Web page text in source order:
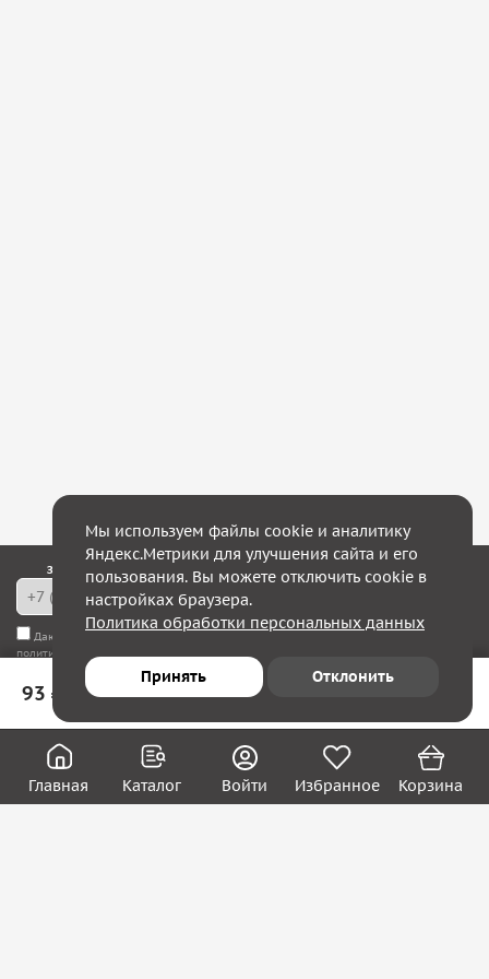
Главная Каталог Избранное
Войти Корзина
93 ₽
Закажите обратный звонок — в течение 10 минут мы с Вами свяжемся!
Даю согласие на обработку моих персональных данных
политикой конфиденциальности
Юридическим лицам
Акции
Вакансии
Контакты
Мы используем файлы cookie и аналитику
Яндекс.Метрики для улучшения сайта и его
пользования. Вы можете отключить cookie в
настройках браузера.
Политика обработки персональных данных
Принять Отклонить